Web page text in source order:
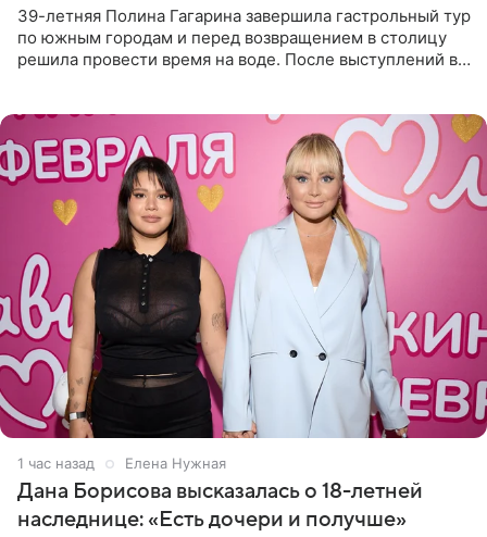
39-летняя Полина Гагарина завершила гастрольный тур
по южным городам и перед возвращением в столицу
решила провести время на воде. После выступлений в
1 час назад Елена Нужная
Дана Борисова высказалась о 18-летней
наследнице: «Есть дочери и получше»